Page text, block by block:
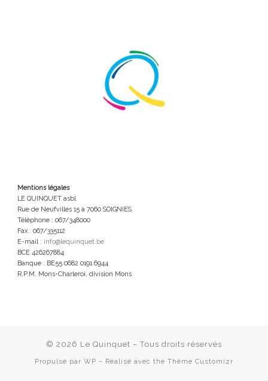
Mentions légales
LE QUINQUET asbl
Rue de Neufvilles 15 à 7060 SOIGNIES
Téléphone : 067/348000
Fax : 067/335112
E-mail : info@lequinquet.be
BCE 426267884
Banque : BE55 0682 0191 6944
R.P.M. Mons-Charleroi, division Mons
© 2026 Le Quinquet – Tous droits réservés
Propulsé par WP – Réalisé avec the Thème Customizr